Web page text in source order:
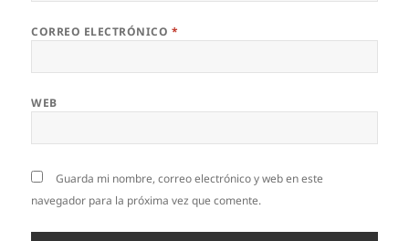
CORREO ELECTRÓNICO *
WEB
Guarda mi nombre, correo electrónico y web en este
navegador para la próxima vez que comente.